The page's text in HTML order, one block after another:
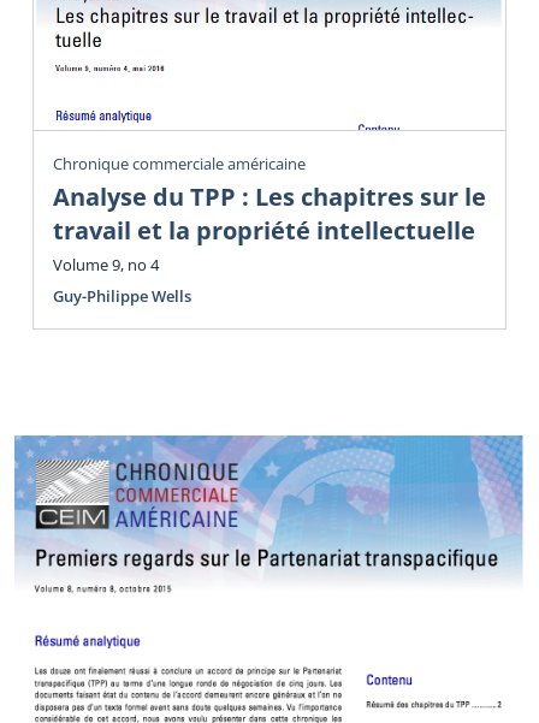
Chronique commerciale américaine
Analyse du TPP : Les chapitres sur le
travail et la propriété intellectuelle
Volume 9, no 4
Guy-Philippe Wells